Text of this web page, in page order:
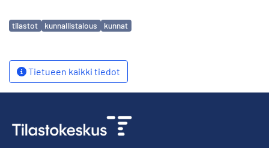
Avainsanat
tilastot kunnallistalous kunnat
Tietueen kaikki tiedot